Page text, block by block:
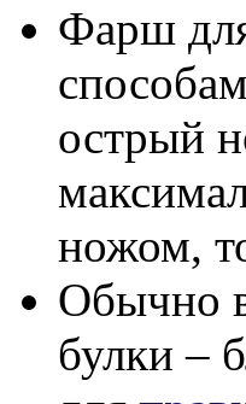
Фарш
острый
ножом,
Обычно
булки –